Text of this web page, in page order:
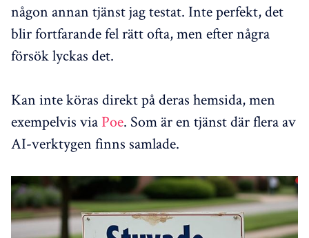
någon annan tjänst jag testat. Inte perfekt, det
blir fortfarande fel rätt ofta, men efter några
försök lyckas det.
Kan inte köras direkt på deras hemsida, men
exempelvis via Poe. Som är en tjänst där flera av
AI-verktygen finns samlade.